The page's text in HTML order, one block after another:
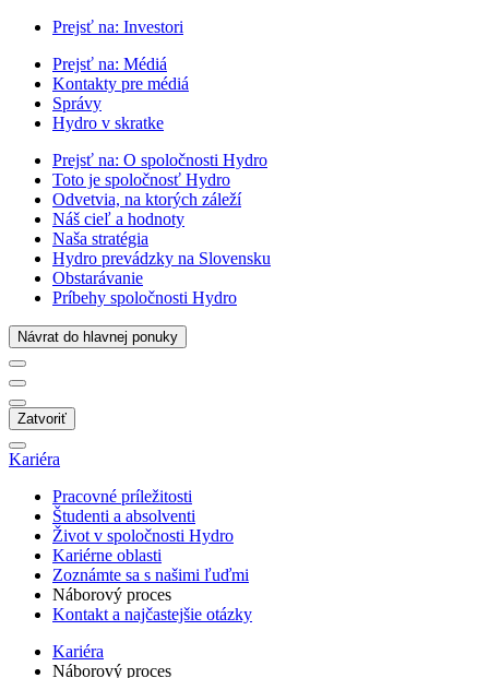
Prejsť na: Investori
Prejsť na: Médiá
Kontakty pre médiá
Správy
Hydro v skratke
Prejsť na: O spoločnosti Hydro
Toto je spoločnosť Hydro
Odvetvia, na ktorých záleží
Náš cieľ a hodnoty
Naša stratégia
Hydro prevádzky na Slovensku
Obstarávanie
Príbehy spoločnosti Hydro
Návrat do hlavnej ponuky
Zatvoriť
Kariéra
Pracovné príležitosti
Študenti a absolventi
Život v spoločnosti Hydro
Kariérne oblasti
Zoznámte sa s našimi ľuďmi
Náborový proces
Kontakt a najčastejšie otázky
Kariéra
Náborový proces